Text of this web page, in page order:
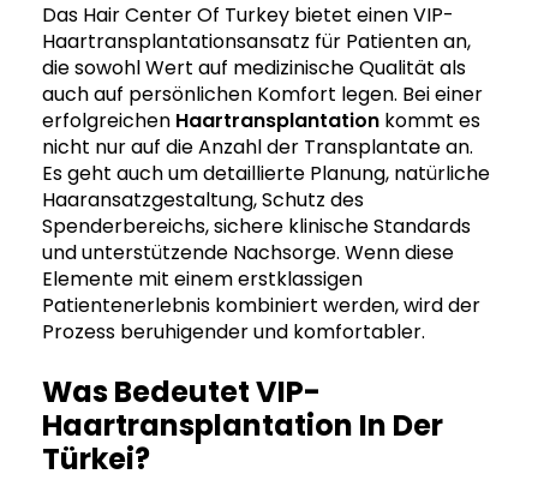
Das Hair Center Of Turkey bietet einen VIP-
Haartransplantationsansatz für Patienten an,
die sowohl Wert auf medizinische Qualität als
auch auf persönlichen Komfort legen. Bei einer
erfolgreichen Haartransplantation kommt es
nicht nur auf die Anzahl der Transplantate an.
Es geht auch um detaillierte Planung, natürliche
Haaransatzgestaltung, Schutz des
Spenderbereichs, sichere klinische Standards
und unterstützende Nachsorge. Wenn diese
Elemente mit einem erstklassigen
Patientenerlebnis kombiniert werden, wird der
Prozess beruhigender und komfortabler.
Was Bedeutet VIP-
Haartransplantation In Der
Türkei?